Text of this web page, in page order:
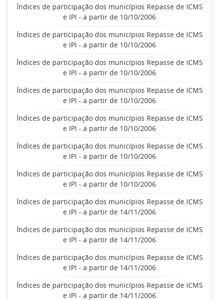
Índices de participação dos municípios Repasse de ICMS
e IPI - a partir de 10/10/2006
Índices de participação dos municípios Repasse de ICMS
e IPI - a partir de 10/10/2006
Índices de participação dos municípios Repasse de ICMS
e IPI - a partir de 10/10/2006
Índices de participação dos municípios Repasse de ICMS
e IPI - a partir de 10/10/2006
Índices de participação dos municípios Repasse de ICMS
e IPI - a partir de 10/10/2006
Índices de participação dos municípios Repasse de ICMS
e IPI - a partir de 10/10/2006
Índices de participação dos municípios Repasse de ICMS
e IPI - a partir de 10/10/2006
Índices de participação dos municípios Repasse de ICMS
e IPI - a partir de 14/11/2006
Índices de participação dos municípios Repasse de ICMS
e IPI - a partir de 14/11/2006
Índices de participação dos municípios Repasse de ICMS
e IPI - a partir de 14/11/2006
Índices de participação dos municípios Repasse de ICMS
e IPI - a partir de 14/11/2006